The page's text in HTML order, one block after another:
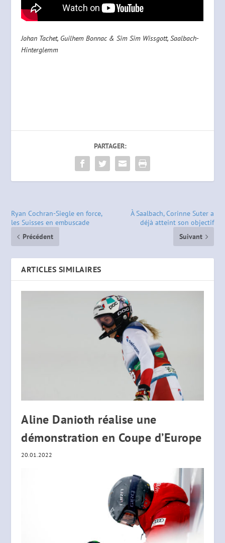
Johan Tachet, Guilhem Bonnac & Sim Sim Wissgott, Saalbach-
Hinterglemm
PARTAGER:
Ryan Cochran-Siegle en force,
les Suisses en embuscade
Précédent
À Saalbach, Corinne Suter a
déjà atteint son objectif
Suivant
ARTICLES SIMILAIRES
Aline Danioth réalise une
démonstration en Coupe d’Europe
20.01.2022